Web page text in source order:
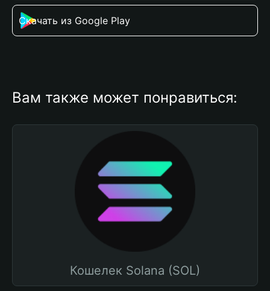
Скачать из Google Play
Вам также может понравиться:
Кошелек Solana (SOL)